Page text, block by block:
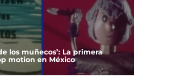
los muñecos’: La primera
motion en México